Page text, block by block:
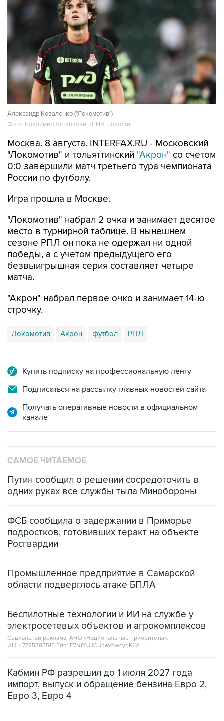
Александр Коваленко ("Локомотив")
Фото: Владимир Астапкович/РИА Новости
Москва. 8 августа. INTERFAX.RU - Московский
"Локомотив" и тольяттинский "Акрон" со счетом
0:0 завершили матч третьего тура чемпионата
России по футболу.
Игра прошла в Москве.
"Локомотив" набрал 2 очка и занимает десятое
место в турнирной таблице. В нынешнем
сезоне РПЛ он пока не одержал ни одной
победы, а с учетом предыдущего его
безвыигрышная серия составляет четыре
матча.
"Акрон" набрал первое очко и занимает 14-ю
строчку.
Локомотив Акрон футбол РПЛ
Купить подписку на профессиональную ленту
Подписаться на рассылку главных новостей сайта
Получать оперативные новости в официальном
канале
САМОЕ ЧИТАЕМОЕ
Путин сообщил о решении сосредоточить в
одних руках все службы тыла Минобороны
ФСБ сообщила о задержании в Приморье
подростков, готовивших теракт на объекте
Росгвардии
Промышленное предприятие в Самарской
области подверглось атаке БПЛА
Беспилотные технологии и ИИ на службе у
электросетевых объектов и агрокомплексов
Социальная реклама, АНО «Национальные приоритеты».
ИНН 7725383515 Erid: F7NfYUJCUneVdwcydK6A
Кабмин РФ разрешил до 1 июля 2027 года
импорт, выпуск и обращение бензина Евро 2,
Евро 3, Евро 4